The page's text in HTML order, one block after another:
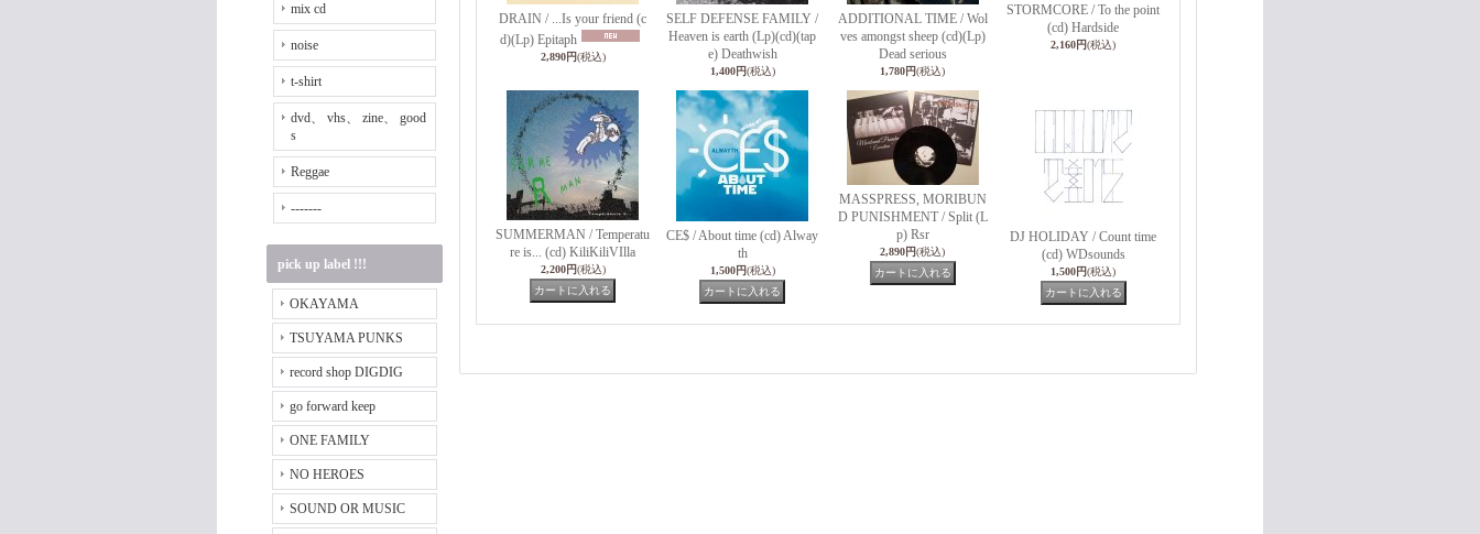
mix cd
noise
t-shirt
dvd、 vhs、 zine、 good
s
Reggae
-------
pick up label !!!
OKAYAMA
TSUYAMA PUNKS
record shop DIGDIG
go forward keep
ONE FAMILY
NO HEROES
SOUND OR MUSIC
DRAIN / ...Is your friend (c
d)(Lp) Epitaph
2,890円(税込)
SELF DEFENSE FAMILY /
Heaven is earth (Lp)(cd)(tap
e) Deathwish
1,400円(税込)
ADDITIONAL TIME / Wol
ves amongst sheep (cd)(Lp)
Dead serious
1,780円(税込)
STORMCORE / To the point
(cd) Hardside
2,160円(税込)
SUMMERMAN / Temperatu
re is... (cd) KiliKiliVIlla
2,200円(税込)
CE$ / About time (cd) Alway
th
1,500円(税込)
MASSPRESS, MORIBUN
D PUNISHMENT / Split (L
p) Rsr
2,890円(税込)
DJ HOLIDAY / Count time
(cd) WDsounds
1,500円(税込)